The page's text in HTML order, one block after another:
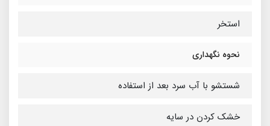
استخر
نحوه نگهداری
شستشو با آب سرد بعد از استفاده
خشک کردن در سایه